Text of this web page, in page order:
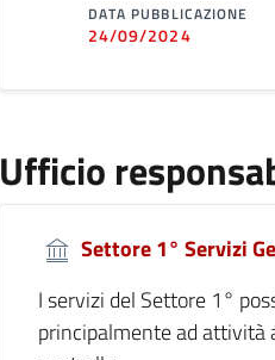
DATA PUBBLICAZIONE
24/09/2024
Ufficio
Settore 1° Servizi
I servizi del Settore 1°
principalmente ad attività